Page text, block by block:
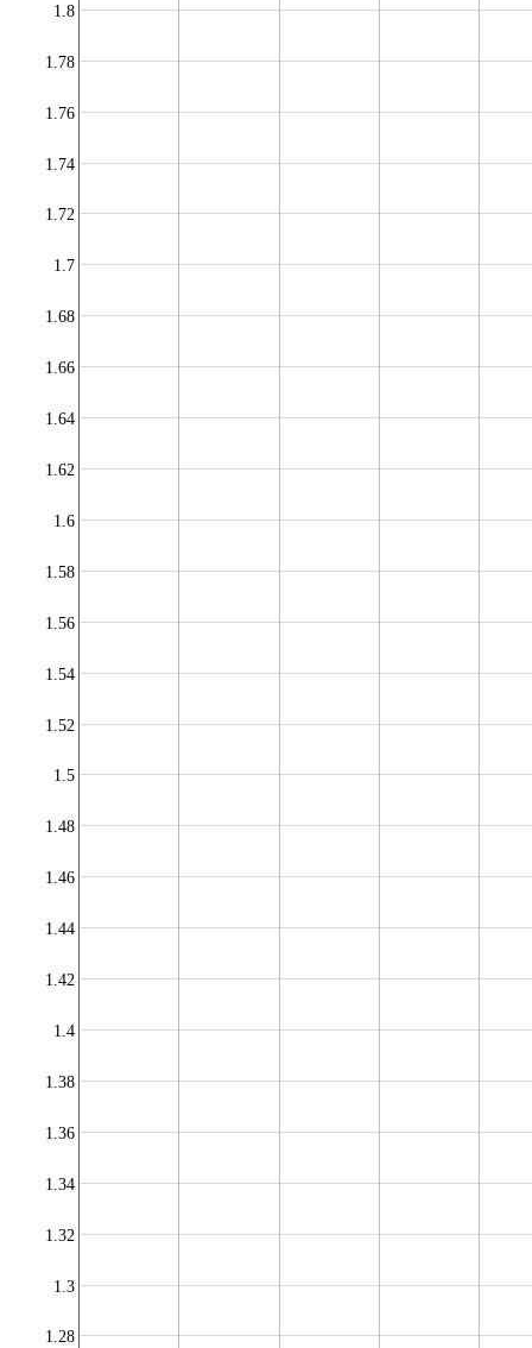
1.28
1.3
1.32
1.34
1.36
1.38
1.4
1.42
1.44
1.46
1.48
1.5
1.52
1.54
1.56
1.58
1.6
1.62
1.64
1.66
1.68
1.7
1.72
1.74
1.76
1.78
1.8